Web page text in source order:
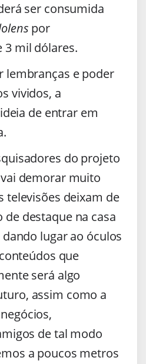
ser consumida
por
3 mil dólares.
lembranças e poder
vividos, a
de entrar em
do projeto
demorar muito
televisões deixam de
destaque na casa
lugar ao óculos
que
será algo
assim como a
de tal modo
a poucos metros